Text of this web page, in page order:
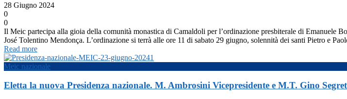
28 Giugno 2024
0
0
Il Meic partecipa alla gioia della comunità monastica di Camaldoli per l’ordinazione presbiterale di Emanuele
José Tolentino Mendonça. L’ordinazione si terrà alle ore 11 di sabato 29 giugno, solennità dei santi Pietro e
Read more
Meic nazionale
Eletta la nuova Presidenza nazionale. M. Ambrosini Vicepresidente e M.T. Gino